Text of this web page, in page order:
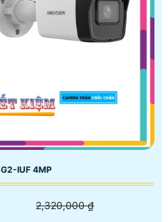
IUF 4MP
2,320,000 ₫